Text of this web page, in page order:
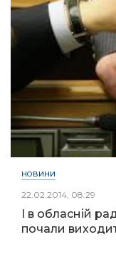
НОВИНИ
22.02.2014, 08:29
І в обласній
почали